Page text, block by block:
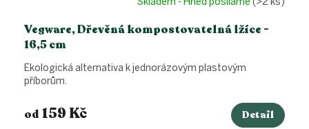
Vegware, Dřevěná kompostovatelná lžíce -
16,5 cm
od 159 Kč Detail
Ekologická alternativa k jednorázovým plastovým
příborům.